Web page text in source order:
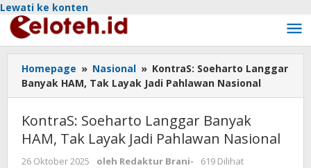
Lewati ke konten
Homepage » Nasional » KontraS: Soeharto Langgar
Banyak HAM, Tak Layak Jadi Pahlawan Nasional
KontraS: Soeharto Langgar Banyak
HAM, Tak Layak Jadi Pahlawan Nasional
26 Oktober 2025 oleh Redaktur Brani-
619 Dilihat